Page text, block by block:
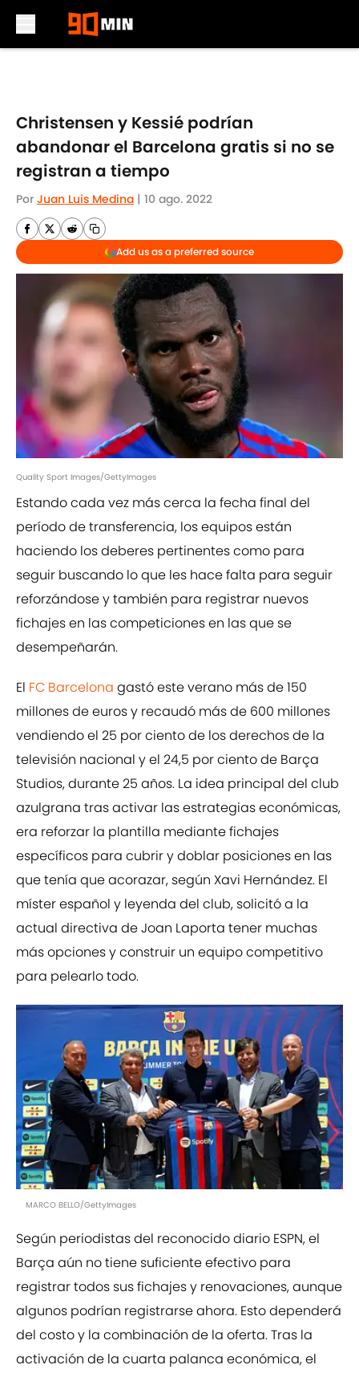
Christensen y Kessié podrían
abandonar el Barcelona gratis si no se
registran a tiempo
Por Juan Luis Medina | 10 ago. 2022
Add us as a preferred source
Quality Sport Images/GettyImages
Estando cada vez más cerca la fecha final del
período de transferencia, los equipos están
haciendo los deberes pertinentes como para
seguir buscando lo que les hace falta para seguir
reforzándose y también para registrar nuevos
fichajes en las competiciones en las que se
desempeñarán.
El FC Barcelona gastó este verano más de 150
millones de euros y recaudó más de 600 millones
vendiendo el 25 por ciento de los derechos de la
televisión nacional y el 24,5 por ciento de Barça
Studios, durante 25 años. La idea principal del club
azulgrana tras activar las estrategias económicas,
era reforzar la plantilla mediante fichajes
específicos para cubrir y doblar posiciones en las
que tenía que acorazar, según Xavi Hernández. El
míster español y leyenda del club, solicitó a la
actual directiva de Joan Laporta tener muchas
más opciones y construir un equipo competitivo
para pelearlo todo.
MARCO BELLO/GettyImages
Según periodistas del reconocido diario ESPN, el
Barça aún no tiene suficiente efectivo para
registrar todos sus fichajes y renovaciones, aunque
algunos podrían registrarse ahora. Esto dependerá
del costo y la combinación de la oferta. Tras la
activación de la cuarta palanca económica, el